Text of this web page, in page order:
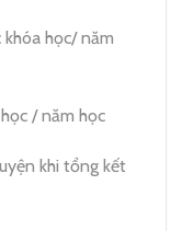
học/ năm
/ năm học
khi tổng kết